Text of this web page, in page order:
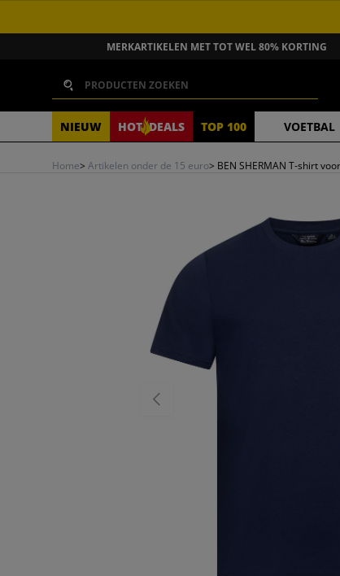
GA NAAR INHOUD
MERKARTIKELEN MET TOT WEL 80% KORTING
NIEUW HOT DEALS TOP 100 VOETBAL
Zoeken
Home> Artikelen onder de 15 euro> BEN SHERMAN T-shirt
VORIGE